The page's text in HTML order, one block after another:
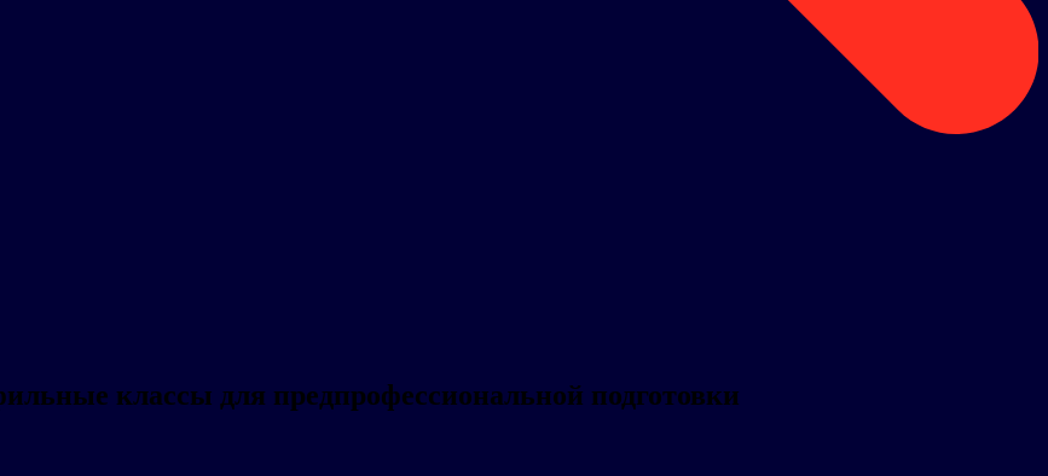
классы для предпрофессиональной подготовки